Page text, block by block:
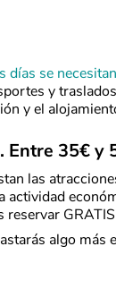
días se
y
y el
Entre 35€ y
las
reservar
algo más